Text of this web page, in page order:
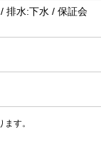
排水:下水 / 保証会
す。